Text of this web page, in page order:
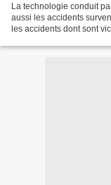
La technologie conduit
aussi les accidents
les accidents dont sont